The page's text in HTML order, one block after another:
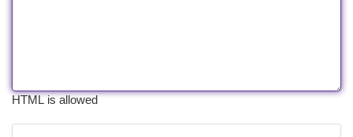
HTML is allowed